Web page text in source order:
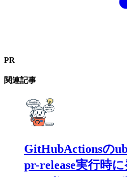
PR
関連記事
GitHubActionsの
pr-release実行時